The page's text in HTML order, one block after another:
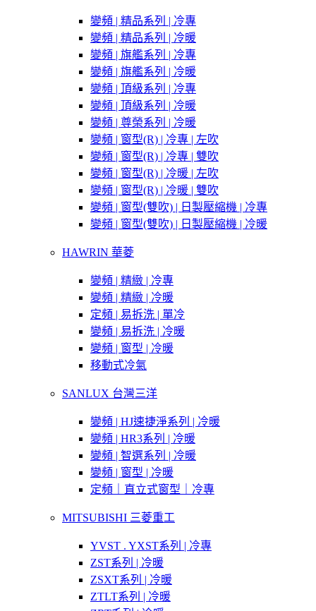
變頻 | 精品系列 | 冷專
變頻 | 精品系列 | 冷暖
變頻 | 旗艦系列 | 冷專
變頻 | 旗艦系列 | 冷暖
變頻 | 頂級系列 | 冷專
變頻 | 頂級系列 | 冷暖
變頻 | 尊榮系列 | 冷暖
變頻 | 窗型(R) | 冷專 | 左吹
變頻 | 窗型(R) | 冷專 | 雙吹
變頻 | 窗型(R) | 冷暖 | 左吹
變頻 | 窗型(R) | 冷暖 | 雙吹
變頻 | 窗型(雙吹) | 日製壓縮機 | 冷專
變頻 | 窗型(雙吹) | 日製壓縮機 | 冷暖
HAWRIN 華菱
變頻 | 精緻 | 冷專
變頻 | 精緻 | 冷暖
定頻 | 易拆洗 | 單冷
變頻 | 易拆洗 | 冷暖
變頻 | 窗型 | 冷暖
移動式冷氣
SANLUX 台灣三洋
變頻 | HJ速捷淨系列 | 冷暖
變頻 | HR3系列 | 冷暖
變頻 | 智選系列 | 冷暖
變頻 | 窗型 | 冷暖
定頻｜直立式窗型｜冷專
MITSUBISHI 三菱重工
YVST . YXST系列 | 冷專
ZST系列 | 冷暖
ZSXT系列 | 冷暖
ZTLT系列 | 冷暖